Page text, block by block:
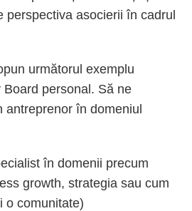
perspectiva asocierii în cadrul
următorul exemplu
personal. Să ne
antreprenor în domeniul
în domenii precum
growth, strategia sau cum
o comunitate)